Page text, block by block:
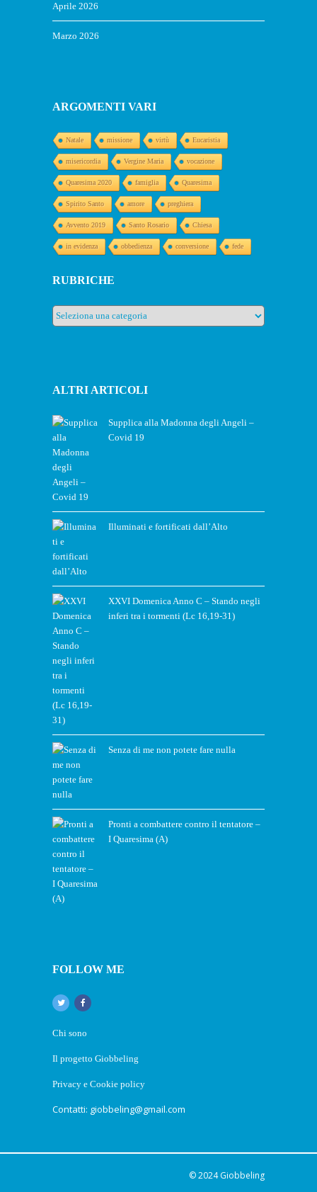
Aprile 2026
Marzo 2026
ARGOMENTI VARI
Natale missione virtù Eucaristia
misericordia Vergine Maria vocazione
Quaresima 2020 famiglia Quaresima
Spirito Santo amore preghiera
Avvento 2019 Santo Rosario Chiesa
in evidenza obbedienza conversione fede
RUBRICHE
Rubriche
ALTRI ARTICOLI
Supplica alla Madonna degli Angeli –
Covid 19
Illuminati e fortificati dall’Alto
XXVI Domenica Anno C – Stando negli
inferi tra i tormenti (Lc 16,19-31)
Senza di me non potete fare nulla
Pronti a combattere contro il tentatore –
I Quaresima (A)
FOLLOW ME
Chi sono
Il progetto Giobbeling
Privacy e Cookie policy
Contatti: giobbeling@gmail.com
© 2024Giobbeling